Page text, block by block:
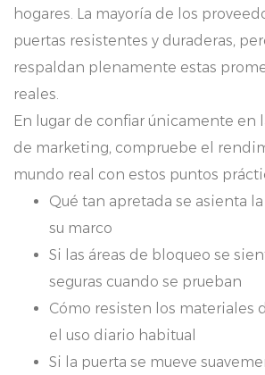
hogares. La mayoría de los
puertas resistentes y duraderas,
respaldan plenamente estas
reales.
En lugar de confiar únicamente en
de marketing, compruebe el
mundo real con estos puntos
Qué tan apretada se asienta
su marco
Si las áreas de bloqueo se
seguras cuando se prueban
Cómo resisten los materiales
el uso diario habitual
Si la puerta se mueve